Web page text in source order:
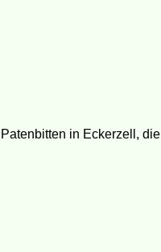
in Eckerzell, die